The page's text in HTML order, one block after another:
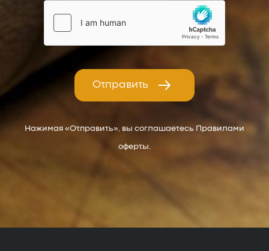
Отправить
Нажимая «Отправить», вы соглашаетесь Правилами
оферты.